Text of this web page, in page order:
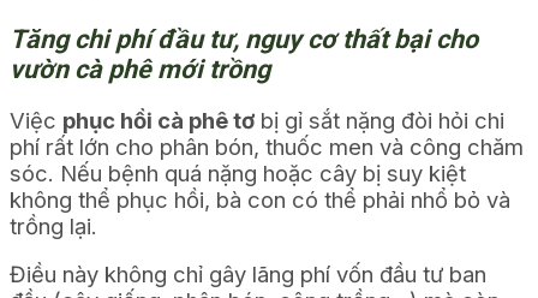
Tăng chi phí đầu tư, nguy cơ thất bại cho
vườn cà phê mới trồng
Việc phục hồi cà phê tơ bị gỉ sắt nặng đòi hỏi chi
phí rất lớn cho phân bón, thuốc men và công chăm
sóc. Nếu bệnh quá nặng hoặc cây bị suy kiệt
không thể phục hồi, bà con có thể phải nhổ bỏ và
trồng lại.
Điều này không chỉ gây lãng phí vốn đầu tư ban